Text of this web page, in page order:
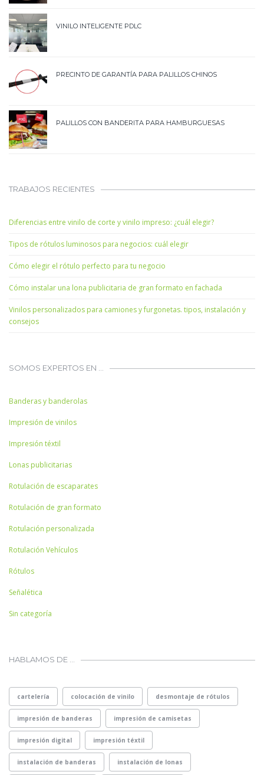
VINILO INTELIGENTE PDLC
PRECINTO DE GARANTÍA PARA PALILLOS CHINOS
PALILLOS CON BANDERITA PARA HAMBURGUESAS
TRABAJOS RECIENTES
Diferencias entre vinilo de corte y vinilo impreso: ¿cuál elegir?
Tipos de rótulos luminosos para negocios: cuál elegir
Cómo elegir el rótulo perfecto para tu negocio
Cómo instalar una lona publicitaria de gran formato en fachada
Vinilos personalizados para camiones y furgonetas. tipos, instalación y
consejos
SOMOS EXPERTOS EN …
Banderas y banderolas
Impresión de vinilos
Impresión téxtil
Lonas publicitarias
Rotulación de escaparates
Rotulación de gran formato
Rotulación personalizada
Rotulación Vehículos
Rótulos
Señalética
Sin categoría
HABLAMOS DE …
cartelería colocación de vinilo desmontaje de rótulos
impresión de banderas impresión de camisetas
impresión digital impresión téxtil
instalación de banderas instalación de lonas